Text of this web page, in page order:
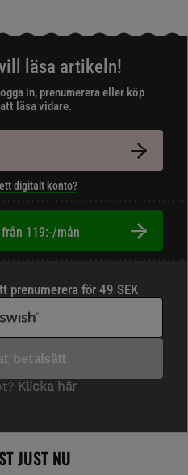
läsa artikeln!
in, prenumerera eller köp
läsa vidare.
digitalt konto?
119:-/mån
JUST NU